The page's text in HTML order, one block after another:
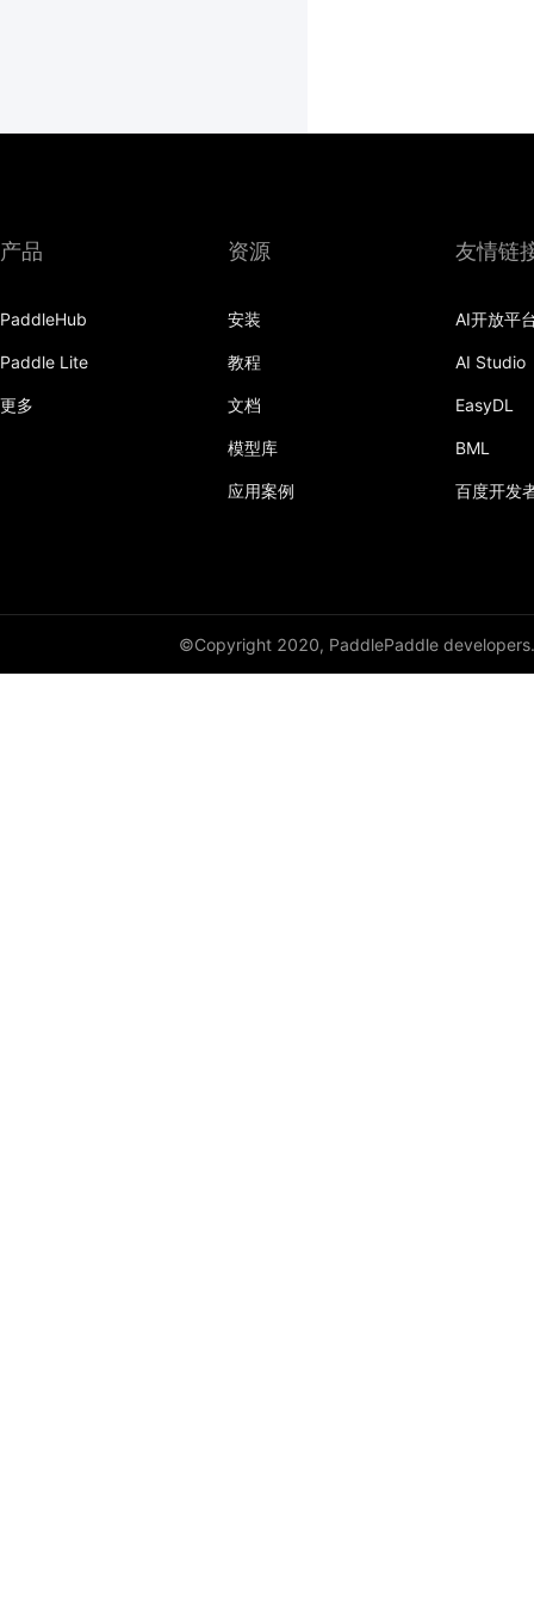
产品
PaddleHub
Paddle Lite
更多
资源
安装
教程
文档
模型库
应用案例
友情链
AI开放平
AI Studio
EasyDL
BML
百度开发
©Copyright 2020, PaddlePaddle developers.